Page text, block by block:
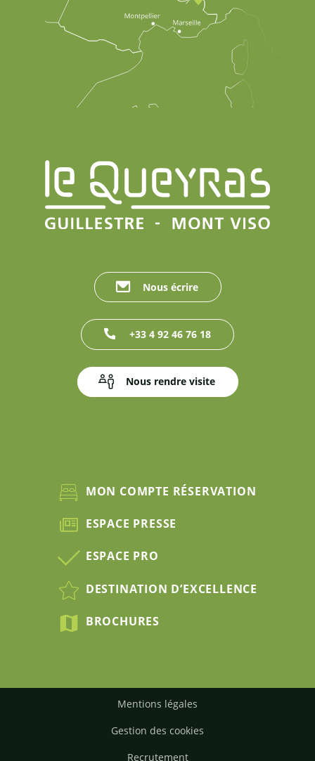
Nous écrire
+33 4 92 46 76 18
Nous rendre visite
MON COMPTE RÉSERVATION
ESPACE PRESSE
ESPACE PRO
DESTINATION D’EXCELLENCE
BROCHURES
Mentions légales
Gestion des cookies
Recrutement